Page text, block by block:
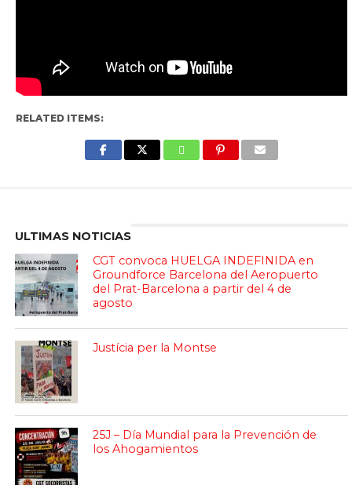
RELATED ITEMS:
ULTIMAS NOTICIAS
CGT convoca HUELGA INDEFINIDA en
Groundforce Barcelona del Aeropuerto
del Prat-Barcelona a partir del 4 de
agosto
Justícia per la Montse
25J – Día Mundial para la Prevención de
los Ahogamientos